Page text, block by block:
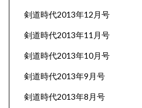
剣道時代2013年12月号
剣道時代2013年11月号
剣道時代2013年10月号
剣道時代2013年9月号
剣道時代2013年8月号